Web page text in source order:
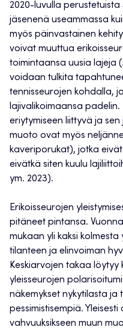
2020-luvulla
jäsenenä useammassa
myös päinvastainen
voivat muuttua
toimintaansa uusia lajeja
voidaan tulkita
tennisseurojen kohdalla,
lajivalikoimaansa
eriytymiseen liittyvä ja
muoto ovat myös
kaveriporukat), jotka
eivätkä siten kuulu
ym. 2023).
Erikoisseurojen
pitäneet pintansa.
mukaan yli kaksi
tilanteen ja elinvoiman
Keskiarvojen takaa löytyy
yleisseurojen
näkemykset nykytilasta ja
pessimistisempiä.
vahvuuksikseen muun